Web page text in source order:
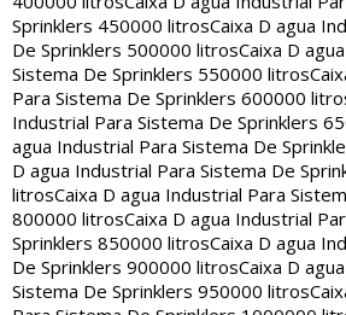
Sprinklers 450000 litrosCaixa D agua
De Sprinklers 500000 litrosCaixa D
Sistema De Sprinklers 550000 litros
Para Sistema De Sprinklers 600000
Industrial Para Sistema De Sprinklers
agua Industrial Para Sistema De
D agua Industrial Para Sistema De
litrosCaixa D agua Industrial Para
800000 litrosCaixa D agua Industrial
Sprinklers 850000 litrosCaixa D agua
De Sprinklers 900000 litrosCaixa D
Sistema De Sprinklers 950000 litros